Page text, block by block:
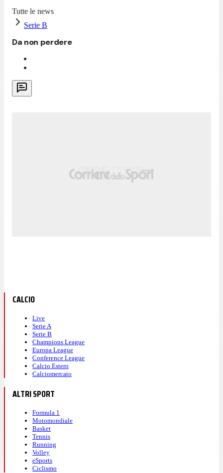
Tutte le news
Serie B
Da non perdere
CALCIO
Live
Serie A
Serie B
Champions League
Europa League
Conference League
Calcio Estero
Calciomercato
ALTRI SPORT
Formula 1
Motomondiale
Basket
Tennis
Running
Volley
eSports
Ciclismo